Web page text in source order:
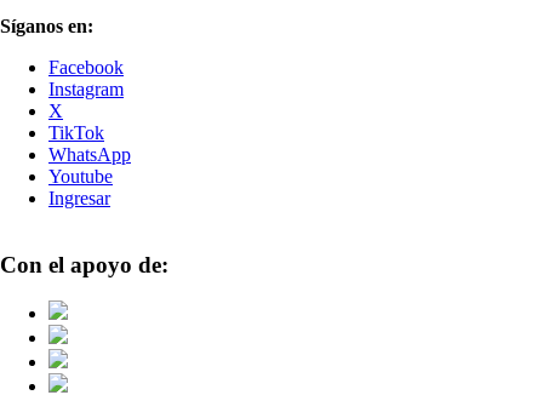
Síganos en:
Facebook
Instagram
X
TikTok
WhatsApp
Youtube
Ingresar
Con el apoyo de: